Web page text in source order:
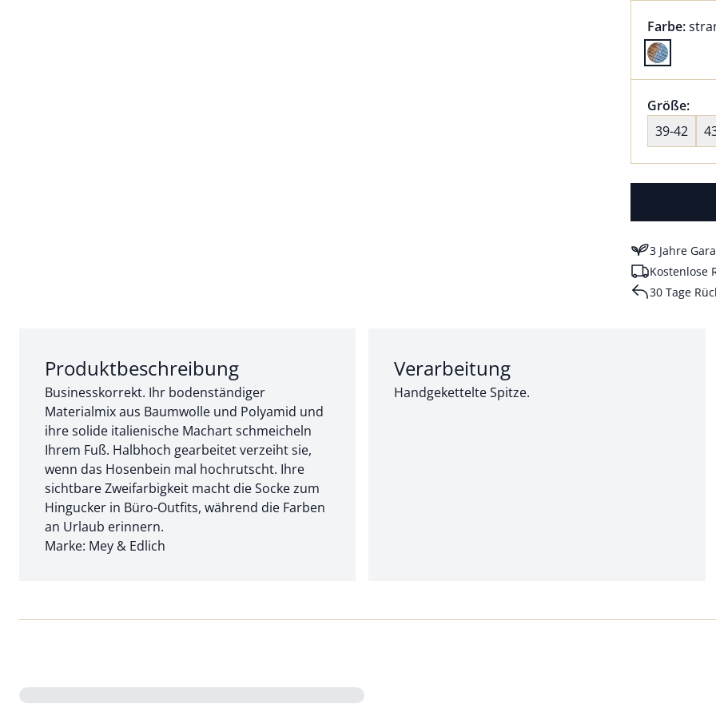
Farbe:
Farbe
Größe:
39-42
3 Jahre
Kostenlose
30 Tage
Abschnitt 1 von 3:
Produktbeschreibung
Businesskorrekt. Ihr bodenständiger
Materialmix aus Baumwolle und Polyamid und
ihre solide italienische Machart schmeicheln
Ihrem Fuß. Halbhoch gearbeitet verzeiht sie,
wenn das Hosenbein mal hochrutscht. Ihre
sichtbare Zweifarbigkeit macht die Socke zum
Hingucker in Büro-Outfits, während die Farben
an Urlaub erinnern.
Marke: Mey & Edlich
Abschnitt 2 von 3:
Verarbeitung
Handgekettelte Spitze.